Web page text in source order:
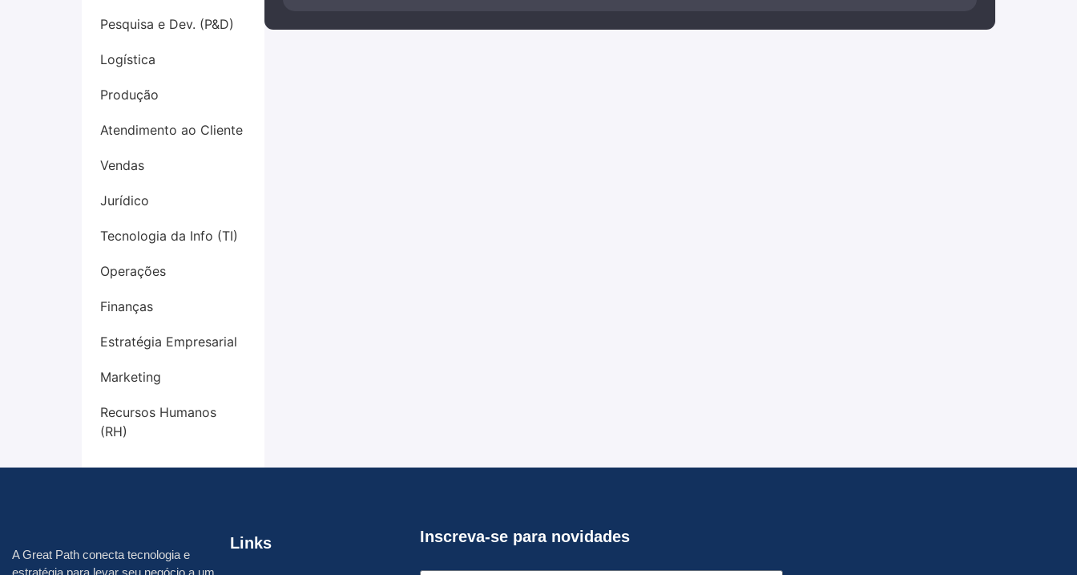
Pesquisa e Dev. (P&D)
Logística
Produção
Atendimento ao Cliente
Vendas
Jurídico
Tecnologia da Info (TI)
Operações
Finanças
Estratégia Empresarial
Marketing
Recursos Humanos
(RH)
AGreat Path conecta tecnologia e
estratégia para levar seu negócio a um
Links Inscreva-se para novidades